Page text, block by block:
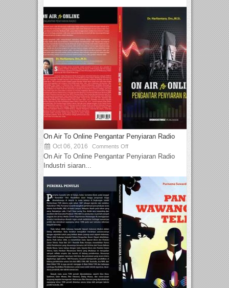
On Air To Online Pengantar Penyiaran Radio
Oct 06, 2016 Comments Off
On Air To Online Pengantar Penyiaran Radio
Industri siaran...